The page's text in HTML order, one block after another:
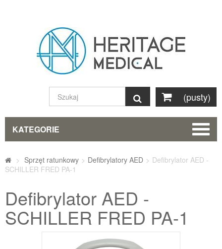
(pusty)
Szukaj
KATEGORIE
> Sprzęt ratunkowy > Defibrylatory AED > Defibrylator AED -
SCHILLER FRED PA-1
Defibrylator AED -
SCHILLER FRED PA-1